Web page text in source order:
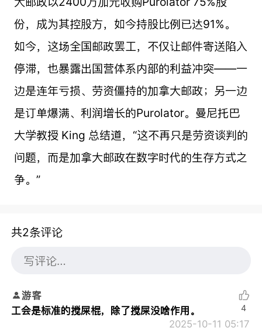
份，成为其控股方，如今持股比例已达91%。
如今，这场全国邮政罢工，不仅让邮件寄送陷入
停滞，也暴露出国营体系内部的利益冲突——一
边是连年亏损、劳资僵持的加拿大邮政；另一边
是订单爆满、利润增长的Purolator。曼尼托巴
大学教授 King 总结道，“这不再只是劳资谈判的
问题，而是加拿大邮政在数字时代的生存方式之
争。”
共2条评论
游客
工会是标准的搅屎棍，除了搅屎没啥作用。
2025-10-11 05:17
4